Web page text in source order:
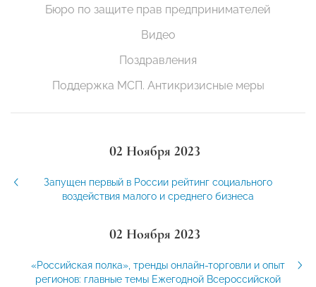
Бюро по защите прав предпринимателей
Видео
Поздравления
Поддержка МСП. Антикризисные меры
02 Ноября 2023
Запущен первый в России рейтинг социального
воздействия малого и среднего бизнеса
02 Ноября 2023
«Российская полка», тренды онлайн-торговли и опыт
регионов: главные темы Ежегодной Всероссийской